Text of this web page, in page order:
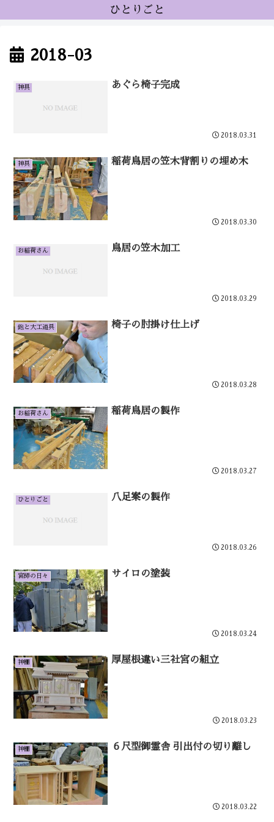
ひとりごと
2018-03
神具 あぐら椅子完成
2018.03.31
神具 稲荷鳥居の笠木背割りの埋め木
2018.03.30
お稲荷さん 鳥居の笠木加工
2018.03.29
鉋と大工道具 椅子の肘掛け仕上げ
2018.03.28
お稲荷さん 稲荷鳥居の製作
2018.03.27
ひとりごと 八足案の製作
2018.03.26
宮師の日々 サイロの塗装
2018.03.24
神棚 厚屋根違い三社宮の組立
2018.03.23
神棚 ６尺型御霊舎 引出付の切り離し
2018.03.22